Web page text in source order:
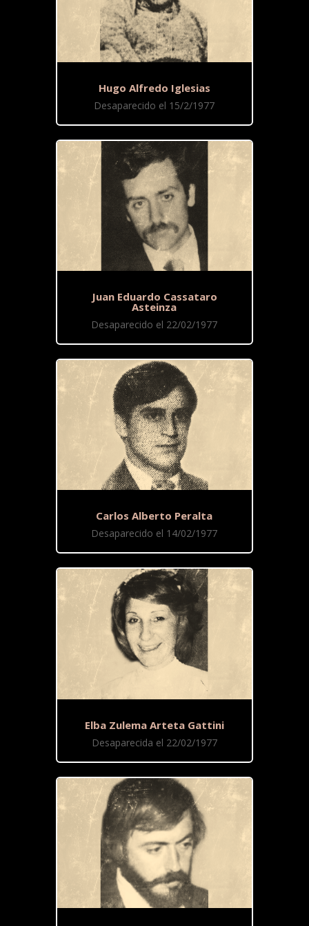
Hugo Alfredo Iglesias
Desaparecido el 15/2/1977
Juan Eduardo Cassataro
Asteinza
Desaparecido el 22/02/1977
Carlos Alberto Peralta
Desaparecido el 14/02/1977
Elba Zulema Arteta Gattini
Desaparecida el 22/02/1977